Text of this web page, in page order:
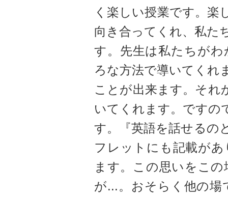
く楽しい授業です。楽
向き合ってくれ、私た
す。先生は私たちが
ろな方法で導いてくれ
ことが出来ます。それ
いてくれます。ですの
す。『英語を話せるの
フレットにも記載が
ます。この思いをこ
が...。おそらく他の